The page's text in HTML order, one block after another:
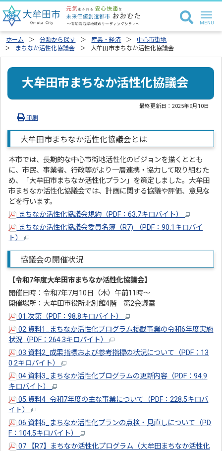
ホーム 分類から探す 産業・経済
中心市街地
まちなか活性化協議会
大牟田市まちなか活性化協議会
大牟田市まちなか活性化協議会
最終更新日：2025年9月10日
印刷
大牟田市まちなか活性化協議会とは
本市では、長期的な中心市街地活性化のビジョンを描くととも
に、市民、事業者、行政等がより一層連携・協力して取り組むた
め、「大牟田市まちなか活性化プラン」を策定しました。大牟田
市まちなか活性化協議会では、計画に関する協議や評価、意見な
どを行います。
まちなか活性化協議会規約（PDF：63.7キロバイト）
まちなか活性化協議会委員名簿（R7) （PDF：90.1キロバイ
ト）
協議会の開催状況
【令和7年度大牟田市まちなか活性化協議会】
開催日時：令和7年7月10日（木）午前11時～
開催場所：大牟田市役所北別館4階 第2会議室
01.次第（PDF：98.8キロバイト）
02.資料1_まちなか活性化プログラム掲載事業の令和6年度実施
状況（PDF：264.3キロバイト）
03.資料2_成果指標および参考指標の状況について（PDF：13
0.2キロバイト）
04.資料3_まちなか活性化プログラムの更新内容（PDF：94.9
キロバイト）
05.資料4_令和7年度の主な事業について（PDF：228.5キロバ
イト）
06.資料5_まちなか活性化プランの点検・見直しについて（PD
F：104.5キロバイト）
07.【R7】まちなか活性化プログラム（大牟田まちなか活性化